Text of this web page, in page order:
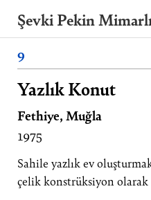
Şevki Pekin
mimarlık ofisini, 2020
Ömer Pekin yönetmektedir.
Projeler
Hakkımızda
Yayınlar
İletişim
9
Yazlık Konut
Fethiye, Muğla
1975
Sahile yazlık ev
çelik konstrüksiyon olarak